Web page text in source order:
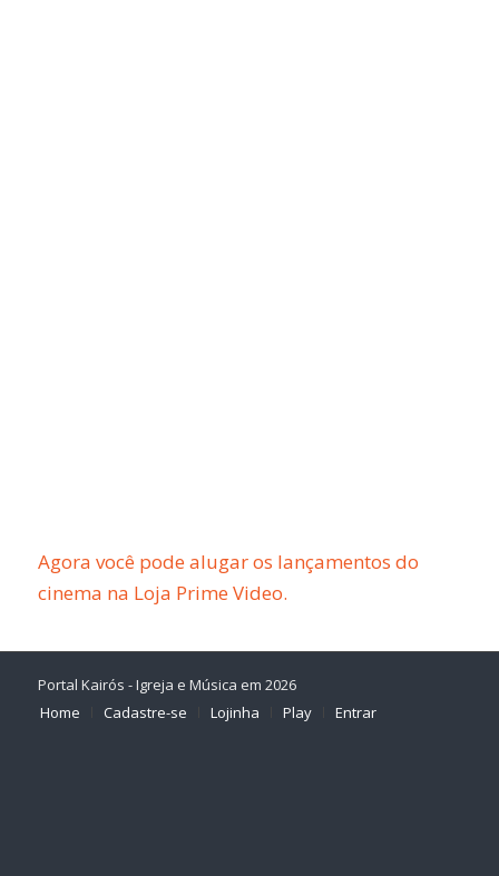
Agora você pode alugar os lançamentos do
cinema na Loja Prime Video.
Portal Kairós - Igreja e Música em 2026
Home
Cadastre-se Lojinha Play Entrar